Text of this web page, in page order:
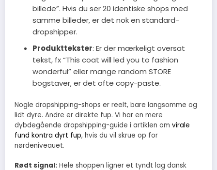
billede”. Hvis du ser 20 identiske shops med
samme billeder, er det nok en standard-
dropshipper.
Produkttekster: Er der mærkeligt oversat
tekst, fx “This coat will led you to fashion
wonderful” eller mange random STORE
bogstaver, er det ofte copy-paste.
Nogle dropshipping-shops er reelt, bare langsomme og
lidt dyre. Andre er direkte fup. Vi har en mere
dybdegående dropshipping-guide i artiklen om virale
fund kontra dyrt fup, hvis du vil skrue op for
nørdeniveauet.
Rødt signal: Hele shoppen ligner et tyndt lag dansk